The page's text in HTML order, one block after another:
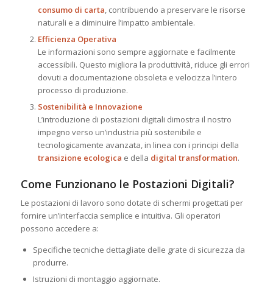
consumo di carta, contribuendo a preservare le risorse
naturali e a diminuire l’impatto ambientale.
Efficienza Operativa
Le informazioni sono sempre aggiornate e facilmente
accessibili. Questo migliora la produttività, riduce gli errori
dovuti a documentazione obsoleta e velocizza l’intero
processo di produzione.
Sostenibilità e Innovazione
L’introduzione di postazioni digitali dimostra il nostro
impegno verso un’industria più sostenibile e
tecnologicamente avanzata, in linea con i principi della
transizione ecologica e della digital transformation.
Come Funzionano le Postazioni Digitali?
Le postazioni di lavoro sono dotate di schermi progettati per
fornire un’interfaccia semplice e intuitiva. Gli operatori
possono accedere a:
Specifiche tecniche dettagliate delle grate di sicurezza da
produrre.
Istruzioni di montaggio aggiornate.